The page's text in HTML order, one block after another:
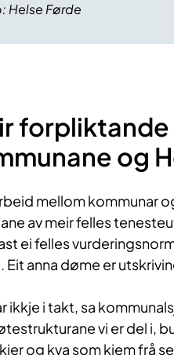
Helse Førde
og
mellom kommunar
av meir felles
ei felles
Eit anna døme er
ikkje i takt, sa
vi er del i,
og kva som kjem frå